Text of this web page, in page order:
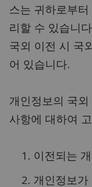
스는 귀하로부
리할 수 있습니
국외 이전 시 국
어 있습니다.
개인정보의 국
사항에 대하여
이전되는
개인정보가